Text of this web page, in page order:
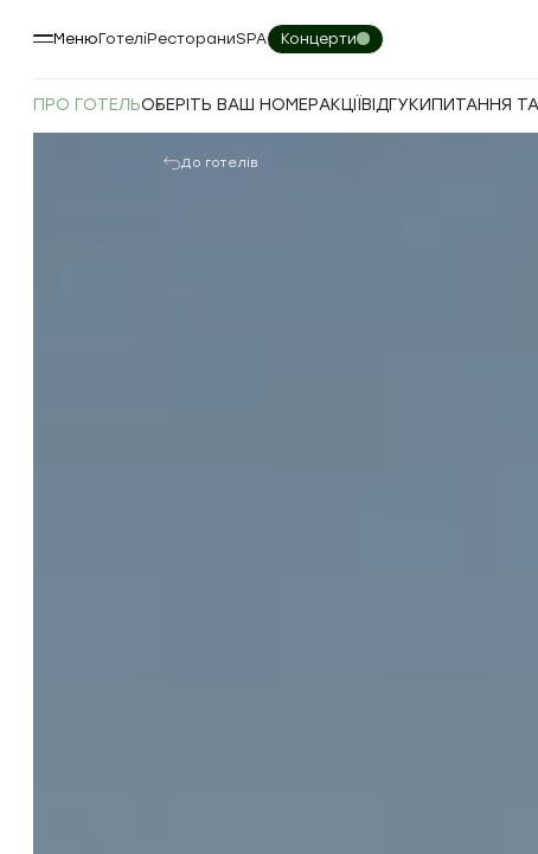
МенюГотеліРестораниSPA Концерти
ПРО ГОТЕЛЬОБЕРІТЬ ВАШ НОМЕРАКЦІЇВІДГУКИПИТАННЯ ТА
До готелів